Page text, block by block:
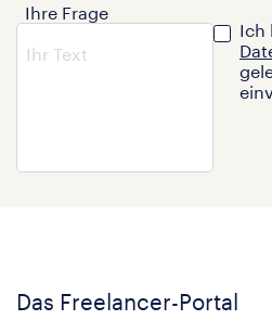
Ihre Frage
Ich
Das Freelancer-Portal